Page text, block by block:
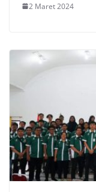
2 Maret 2024